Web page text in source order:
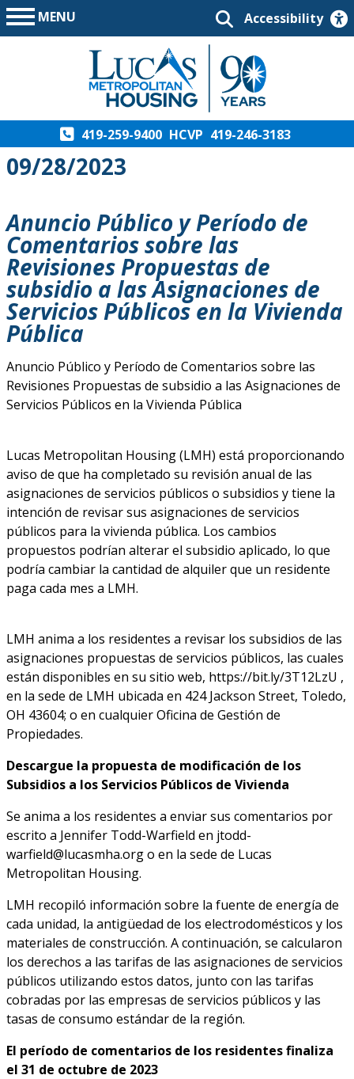
MENU Accessibility
419-259-9400 HCVP 419-246-3183
09/28/2023
Anuncio Público y Período de
Comentarios sobre las
Revisiones Propuestas de
subsidio a las Asignaciones de
Servicios Públicos en la Vivienda
Pública
Anuncio Público y Período de Comentarios sobre las
Revisiones Propuestas de subsidio a las Asignaciones de
Servicios Públicos en la Vivienda Pública
Lucas Metropolitan Housing (LMH) está proporcionando
aviso de que ha completado su revisión anual de las
asignaciones de servicios públicos o subsidios y tiene la
intención de revisar sus asignaciones de servicios
públicos para la vivienda pública. Los cambios
propuestos podrían alterar el subsidio aplicado, lo que
podría cambiar la cantidad de alquiler que un residente
paga cada mes a LMH.
LMH anima a los residentes a revisar los subsidios de las
asignaciones propuestas de servicios públicos, las cuales
están disponibles en su sitio web, https://bit.ly/3T12LzU ,
en la sede de LMH ubicada en 424 Jackson Street, Toledo,
OH 43604; o en cualquier Oficina de Gestión de
Propiedades.
Descargue la propuesta de modificación de los
Subsidios a los Servicios Públicos de Vivienda
Se anima a los residentes a enviar sus comentarios por
escrito a Jennifer Todd-Warfield en jtodd-
warfield@lucasmha.orgo en la sede de Lucas
Metropolitan Housing.
LMH recopiló información sobre la fuente de energía de
cada unidad, la antigüedad de los electrodomésticos y los
materiales de construcción. A continuación, se calcularon
los derechos a las tarifas de las asignaciones de servicios
públicos utilizando estos datos, junto con las tarifas
cobradas por las empresas de servicios públicos y las
tasas de consumo estándar de la región.
El período de comentarios de los residentes finaliza
el 31 de octubre de 2023